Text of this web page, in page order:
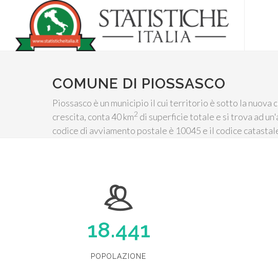
COMUNE DI PIOSSASCO
Piossasco è un municipio il cui territorio è sotto la
crescita, conta 40 km2 di superficie totale e si trova ad
codice di avviamento postale è 10045 e il codice
18.441
POPOLAZIONE